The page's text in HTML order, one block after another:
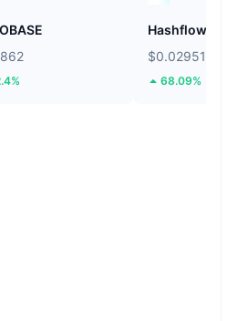
Hashflow
$0.02951
68.09%